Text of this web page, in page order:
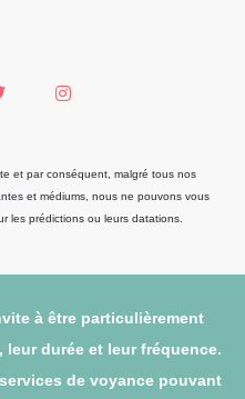
et par conséquent, malgré tous nos
et médiums, nous ne pouvons vous
les prédictions ou leurs datations.
à être particulièrement
durée et leur fréquence.
de voyance pouvant